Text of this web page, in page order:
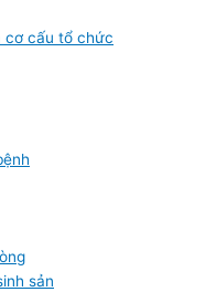
cơ cấu tổ chức
sản